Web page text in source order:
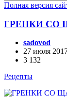
Полная версия
ГРЕНКИ СО
sadovod
27 июля
3 132
Рецепты